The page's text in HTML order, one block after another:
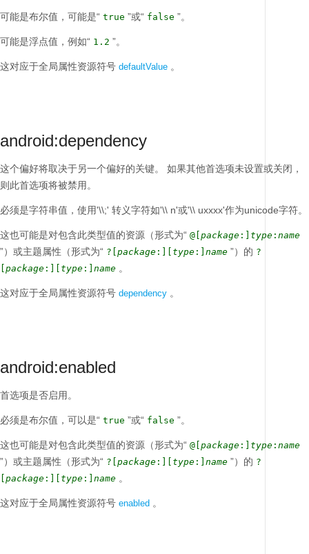
可能是布尔值，可能是“ true ”或“ false ”。
可能是浮点值，例如“ 1.2 ”。
这对应于全局属性资源符号 defaultValue 。
android:dependency
这个偏好将取决于另一个偏好的关键。
如果其他首选项未设置或关闭，
则此首选项将被禁用。
必须是字符串值，使用'\\;' 转义字符如'\\ n'或'\\ uxxxx'作为unicode字符。
这也可能是对包含此类型值的资源（形式为“ @[ package :] type : name
”）或主题属性（形式为“ ?[ package :][ type :] name ”）的 ?
package :][ type :] name 。
这对应于全局属性资源符号 dependency 。
android:enabled
首选项是否启用。
必须是布尔值，可以是“ true ”或“ false ”。
这也可能是对包含此类型值的资源（形式为“ @[ package :] type : name
”）或主题属性（形式为“ ?[ package :][ type :] name ”）的 ?
package :][ type :] name 。
这对应于全局属性资源符号 enabled 。